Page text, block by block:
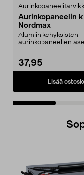
Aurinkopaneelin
Nordmax
Alumiinikehyksisten
aurinkopaneelien
37,95
Lisää